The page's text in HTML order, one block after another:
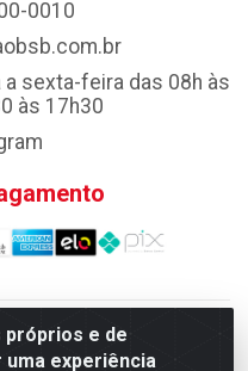
e de
experiência
0010
sexta-feira das 08h às
às 17h30
Queiroz Comercio e
Lotes 39 e, 41 - Setor